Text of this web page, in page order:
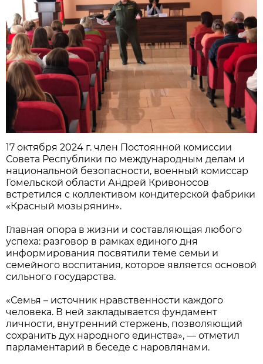
17 октября 2024 г. член Постоянной комиссии
Совета Республики по международным делам и
национальной безопасности, военный комиссар
Гомельской области Андрей Кривоносов
встретился с коллективом кондитерской фабрики
«Красный мозырянин».
Главная опора в жизни и составляющая любого
успеха: разговор в рамках единого дня
информирования посвятили теме семьи и
семейного воспитания, которое является основой
сильного государства.
«Семья – источник нравственности каждого
человека. В ней закладывается фундамент
личности, внутренний стержень, позволяющий
сохранить дух народного единства», — отметил
парламентарий в беседе с наровлянами.